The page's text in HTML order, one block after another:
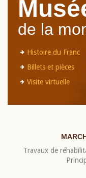
de la
Histoire du Franc
Billets et pièces
Visite virtuelle
Travaux de